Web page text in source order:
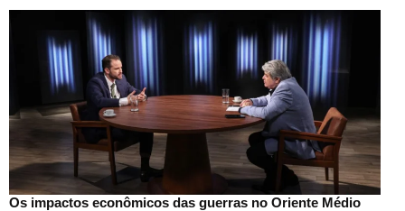
Os impactos econômicos das guerras no Oriente Médio